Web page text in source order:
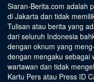
Siaran-Berita.com adalah
di Jakarta dan tidak
Tulisan atau berita yang
dari seluruh Indonesia
dengan oknum yang
dengan mengaku sebagai
wartawan dan tidak
Kartu Pers atau Press ID